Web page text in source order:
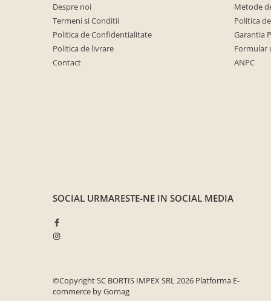
Scaune de gradina
Seturi de gradina
Masini de spalat vase
Oale sub presiune
Prajitoare paine
Storcatoare
Despre noi
Termeni si Conditii
Politica de Confidentialitate
Politica de livrare
Contact
Metode
Politica
Garantia
Formular
ANPC
SOCIAL URMARESTE-NE IN SOCIAL MEDIA
©Copyright SC BORTIS IMPEX SRL 2026 Platforma E-
commerce by Gomag